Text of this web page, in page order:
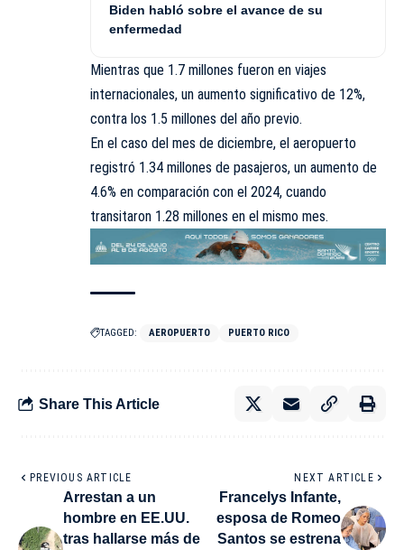
Biden habló sobre el avance de su
enfermedad
Mientras que 1.7 millones fueron en viajes
internacionales, un aumento significativo de 12%,
contra los 1.5 millones del año previo.
En el caso del mes de diciembre, el aeropuerto
registró 1.34 millones de pasajeros, un aumento de
4.6% en comparación con el 2024, cuando
transitaron 1.28 millones en el mismo mes.
TAGGED: AEROPUERTO PUERTO RICO
Share This Article
PREVIOUS ARTICLE
Arrestan a un
hombre en EE.UU.
tras hallarse más de
NEXT ARTICLE
Francelys Infante,
esposa de Romeo
Santos se estrena